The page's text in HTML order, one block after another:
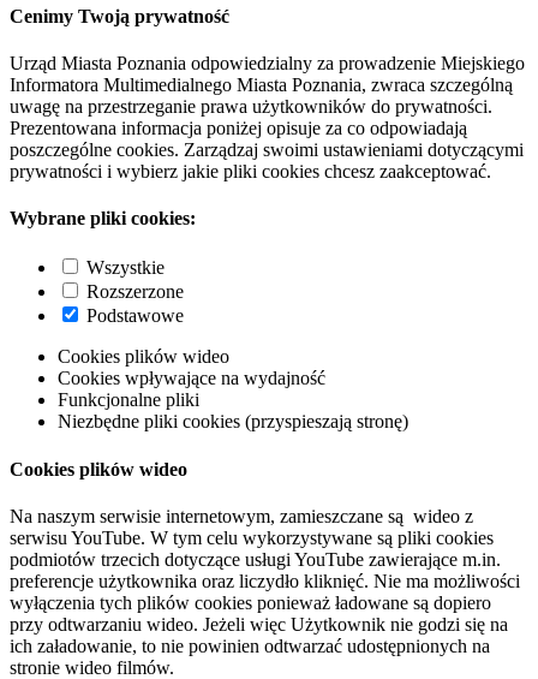
Cenimy Twoją prywatność
Urząd Miasta Poznania odpowiedzialny za prowadzenie Miejskiego
Informatora Multimedialnego Miasta Poznania, zwraca szczególną
uwagę na przestrzeganie prawa użytkowników do prywatności.
Prezentowana informacja poniżej opisuje za co odpowiadają
poszczególne cookies. Zarządzaj swoimi ustawieniami dotyczącymi
prywatności i wybierz jakie pliki cookies chcesz zaakceptować.
Wybrane pliki cookies:
Wszystkie
Rozszerzone
Podstawowe
Cookies plików wideo
Cookies wpływające na wydajność
Funkcjonalne pliki
Niezbędne pliki cookies (przyspieszają stronę)
Cookies plików wideo
Na naszym serwisie internetowym, zamieszczane są wideo z
serwisu YouTube. W tym celu wykorzystywane są pliki cookies
podmiotów trzecich dotyczące usługi YouTube zawierające m.in.
preferencje użytkownika oraz liczydło kliknięć. Nie ma możliwości
wyłączenia tych plików cookies ponieważ ładowane są dopiero
przy odtwarzaniu wideo. Jeżeli więc Użytkownik nie godzi się na
ich załadowanie, to nie powinien odtwarzać udostępnionych na
stronie wideo filmów.